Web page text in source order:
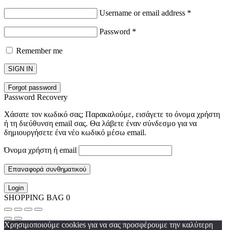
Username or email address *
Password *
Remember me
SIGN IN
Forgot password
Password Recovery
Χάσατε τον κωδικό σας; Παρακαλούμε, εισάγετε το όνομα χρήστη
ή τη διεύθυνση email σας. Θα λάβετε έναν σύνδεσμο για να
δημιουργήσετε ένα νέο κωδικό μέσω email.
Όνομα χρήστη ή email
Επαναφορά συνθηματικού
Login
SHOPPING BAG 0
Χρησιμοποιούμε cookies για να σας προσφέρουμε την καλύτερη